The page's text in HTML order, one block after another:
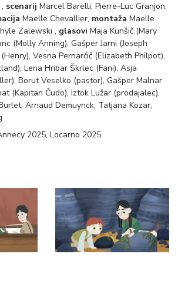
scenarij Marcel Barelli, Pierre-Luc Granjon,
Maelle Chevallier, montaža Maelle
Zalewski , glasovi Maja Kunšič (Mary
(Molly Anning), Gašper Jarni (Joseph
Vesna Pernarčič (Elizabeth Philpot),
Lena Hribar Škrlec (Fani), Asja
Borut Veselko (pastor), Gašper Malnar
(Kapitan Čudo), Iztok Lužar (prodajalec),
Arnaud Demuynck, Tatjana Kozar,
2025, Locarno 2025